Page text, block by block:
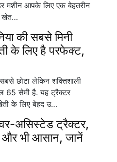
मशीन आपके लिए एक बेहतरीन
खेत…
की सबसे मिनी
के लिए है परफेक्ट,
छोटा लेकिन शक्तिशाली
65 सेमी है. यह ट्रैक्टर
के लिए बेहद उ…
असिस्टेड ट्रैक्टर,
और भी आसान, जानें